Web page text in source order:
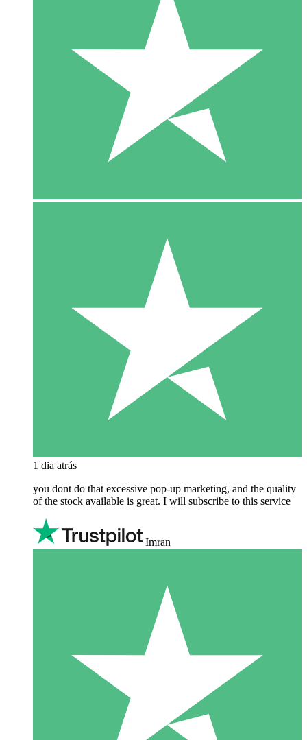
1 dia atrás
you dont do that excessive pop-up marketing, and the quality
of the stock available is great. I will subscribe to this service
Imran